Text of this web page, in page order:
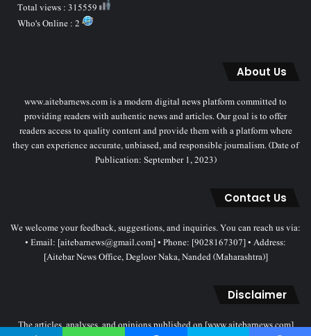
About Us
www.aitebarnews.com is a modern digital news platform committed to
providing readers with authentic news and articles. Our goal is to offer
readers access to quality content and provide them with a platform where
they can experience accurate, unbiased, and responsible journalism. (Date of
Publication: September 1, 2023)
Contact Us
We welcome your feedback, suggestions, and inquiries. You can reach us via:
• Email: [aitebarnews@gmail.com] • Phone: [9028167307] • Address:
[Aitebar News Office, Degloor Naka, Nanded (Maharashtra)]
Disclaimer
The articles, analyses, and opinions published on [www.aitebarnews.com]